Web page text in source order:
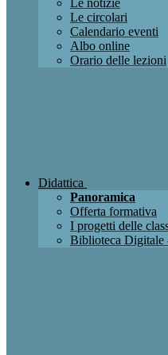
Le notizie
Le circolari
Calendario eventi
Albo online
Orario delle lezioni
Didattica
Panoramica
Offerta formativa
I progetti delle
Biblioteca